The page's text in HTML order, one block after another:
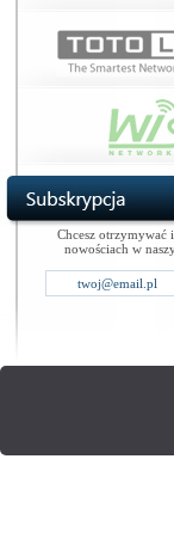
Chcesz otrzymywać
nowościach w